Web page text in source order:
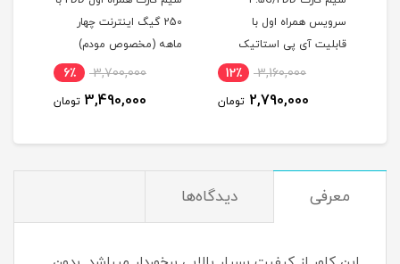
سرویس همراه اول با
قابلیت آی پی استاتیک
(مخصوص مودم )
3,160,000 12٪
2,790,000 تومان
250 گیگ اینترنت چهار
ماهه (مخصوص مودم)
3,700,000 6٪
3,490,000 تومان
گیگ
معرفی دیدگاه‌ها